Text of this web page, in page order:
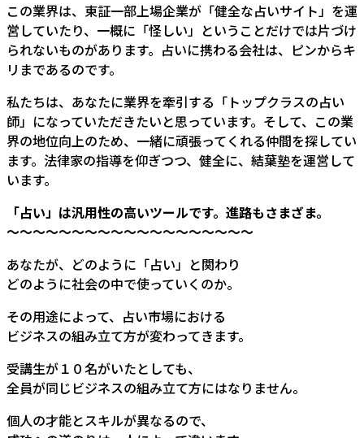
この業界は、東証一部上場企業が「健全な占いサイト」を運
営していたり、一概に「怪しい」ということだけでは片づけ
られないものがあります。占いに携わる会社は、ピンからキ
リまであるのです。
私たちは、あなたに業界を牽引する「トップクラスの占い
師」になっていただきたいと思っています。そして、この業
界の地位向上のため、一緒に頑張ってくれる仲間を探してい
ます。法律家の指導を仰ぎつつ、健全に、結葉塾を運営して
います。
「占い」は汎用性の高いツールです。進路もさまざま。
～～～～～～～～～～～～～～～～～～～
あなたが、どのように「占い」と関わり
どのように社会の中で使っていくのか。
その用途によって、占い市場における
ビジネスの組み立て方が変わってきます。
受講生が１０名がいたとしても、
全員が同じビジネスの組み立て方にはなりません。
個人の才能とスキルが異なるので、